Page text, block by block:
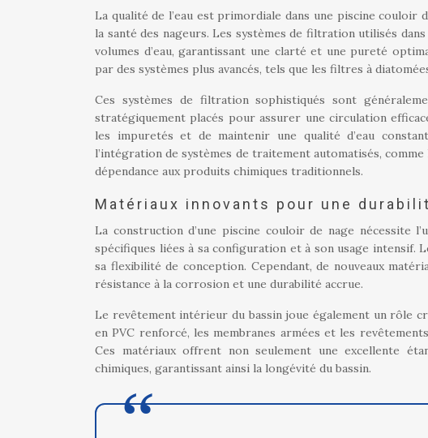
La qualité de l’eau est primordiale dans une piscine
la santé des nageurs. Les systèmes de filtration utilisés
volumes d’eau, garantissant une clarté et une pureté
par des systèmes plus avancés, tels que les filtres à
Ces systèmes de filtration sophistiqués sont
stratégiquement placés pour assurer une circulation
les impuretés et de maintenir une qualité d’eau
l’intégration de systèmes de traitement automatisés,
dépendance aux produits chimiques traditionnels.
Matériaux innovants pour une
La construction d’une piscine couloir de nage nécessite
spécifiques liées à sa configuration et à son usage
sa flexibilité de conception. Cependant, de nouveaux
résistance à la corrosion et une durabilité accrue.
Le revêtement intérieur du bassin joue également un rôle
en PVC renforcé, les membranes armées et les
Ces matériaux offrent non seulement une excellente
chimiques, garantissant ainsi la longévité du bassin.